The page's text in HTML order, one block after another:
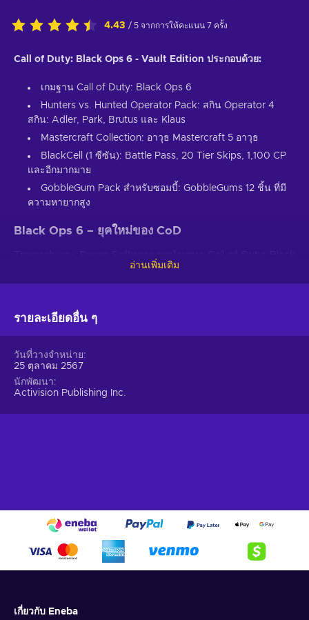
4.43 / 5 จากการให้คะแนน 7 ครั้ง
Call of Duty: Black Ops 6 - Vault Edition ประกอบด้วย:
เกมฐาน Call of Duty: Black Ops 6
Hunters vs. Hunted Operator Pack: สกิน Operator 4
สกิน: Adler, Park, Brutus และ Klaus
Mastercraft Collection: อาวุธ Mastercraft 5 อาวุธ
BlackCell (1 ซีซัน): Battle Pass, 20 Tier Skips, 1,100 CP
และอีกมากมาย
GobbleGum Pack สำหรับซอมบี้: GobbleGums 12 ชิ้น ที่มี
ความหายากสูง
Black Ops 6 – ยุคใหม่ของ CoD
Ops 6 เกมล่าสุดที่กระตุ้นอะดรีนาลีนในซีรีส์ Black Ops ในตำนาน
ซึ่งจัดจำหน่ายโดย Activision เกมยิงมุมมองบุคคลที่หนึ่งในตำนาน
คชันที่ไม่มีวันจบสิ้น Black Ops 6 มอบประสบการณ์ที่ตื่นเต้นเร้าใจ
ด้วยแคมเปญผู้เล่นคนเดียวที่น่าตื่นเต้น โหมดผู้เล่นหลายคนที่เข้มข้น
Black Ops 6 – เกมระทึกขวัญ การเป็นสายลับหลัง
สงครามเย็น
ขึ้นใหม่
Call of Duty: Black Ops 6 คุณสมบัติเกม
ค้นพบคุณสมบัติล้ำสมัยที่ทำให้ CoD: Black Ops 6 เป็น
สัมผัสกับเรื่องราวที่น่าติดตามพร้อมผลลัพธ์ที่หลากหลายตาม
อ่านเพิ่มเติม
รายละเอียดอื่น ๆ
วันที่วางจำหน่าย
25 ตุลาคม 2567
นักพัฒนา
Activision Publishing Inc.
เกี่ยวกับ Eneba